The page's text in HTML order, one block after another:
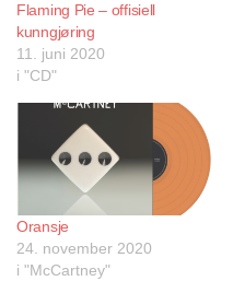
Flaming Pie – offisiell
kunngjøring
11. juni 2020
i "CD"
Oransje
24. november 2020
i "McCartney"